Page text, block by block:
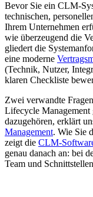
Bevor Sie ein CLM-
technischen,
Ihrem Unternehmen
wie überzeugend die
gliedert die
eine moderne
(Technik, Nutzer,
klaren Checkliste
Zwei verwandte
Lifecycle Management
dazugehören, erklärt
Management. Wie Sie
zeigt die CLM-
genau danach an: bei
Team und